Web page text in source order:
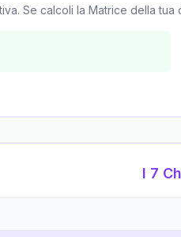
Se calcoli la Matrice della
I 7